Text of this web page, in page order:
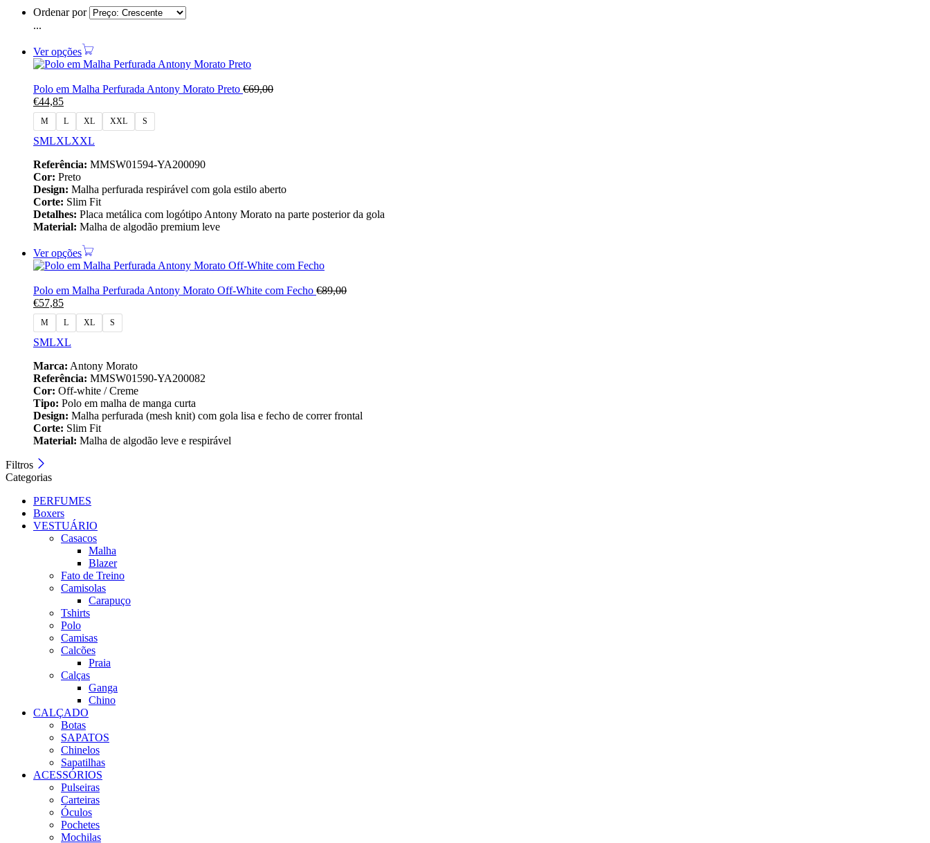
Ordenar por
...
Ver opções
Polo em Malha Perfurada Antony Morato Preto €69,00
€44,85
M L XL XXL S
SMLXLXXL
Referência: MMSW01594-YA200090
Cor: Preto
Design: Malha perfurada respirável com gola estilo aberto
Corte: Slim Fit
Detalhes: Placa metálica com logótipo Antony Morato na parte posterior da gola
Material: Malha de algodão premium leve
Ver opções
Polo em Malha Perfurada Antony Morato Off‑White com Fecho €89,00
€57,85
M L XL S
SMLXL
Marca: Antony Morato
Referência: MMSW01590-YA200082
Cor: Off‑white / Creme
Tipo: Polo em malha de manga curta
Design: Malha perfurada (mesh knit) com gola lisa e fecho de correr frontal
Corte: Slim Fit
Material: Malha de algodão leve e respirável
Filtros
Categorias
PERFUMES
Boxers
VESTUÁRIO
Casacos
Malha
Blazer
Fato de Treino
Camisolas
Carapuço
Tshirts
Polo
Camisas
Calcões
Praia
Calças
Ganga
Chino
CALÇADO
Botas
SAPATOS
Chinelos
Sapatilhas
ACESSÓRIOS
Pulseiras
Carteiras
Óculos
Pochetes
Mochilas